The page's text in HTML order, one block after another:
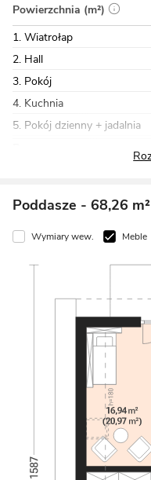
Powierzchnia (m²)
1. Wiatrołap
2. Hall
3. Pokój
4. Kuchnia
5. Pokój dzienny + jadalnia
Poddasze - 68,26 m²
Wymiary wew. Meble